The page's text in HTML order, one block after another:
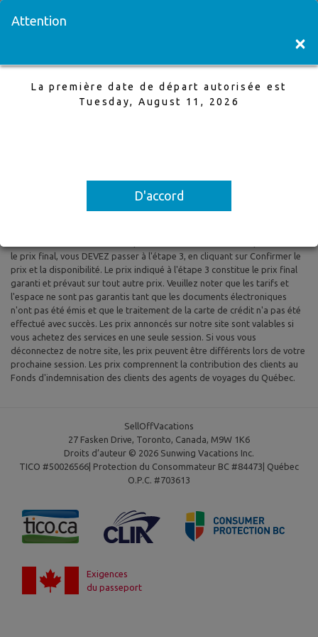
Edmonton à Toronto
1 Aug,2025 à 5 Aug,2025, 1 Adultes
Tous les prix sont basés sur le tarif aérien aller-retour et le tarif aérien
le prix final, vous DEVEZ passer à l'étape 3, en cliquant sur Confirmer le
prix et la disponibilité. Le prix indiqué à l'étape 3 constitue le prix final
garanti et prévaut sur tout autre prix. Veuillez noter que les tarifs et
l'espace ne sont pas garantis tant que les documents électroniques
n'ont pas été émis et que le traitement de la carte de crédit n'a pas été
effectué avec succès. Les prix annoncés sur notre site sont valables si
vous achetez des services en une seule session. Si vous vous
déconnectez de notre site, les prix peuvent être différents lors de votre
prochaine session. Les prix comprennent la contribution des clients au
Fonds d'indemnisation des clients des agents de voyages du Québec.
SellOffVacations
27 Fasken Drive, Toronto, Canada, M9W 1K6
Droits d’auteur © 2026 Sunwing Vacations Inc.
TICO #50026566| Protection du Consommateur BC #84473| Québec
O.P.C. #703613
Exigences
du passeport
Attention
×
La première date de départ autorisée est
Tuesday, August 11, 2026
D'accord